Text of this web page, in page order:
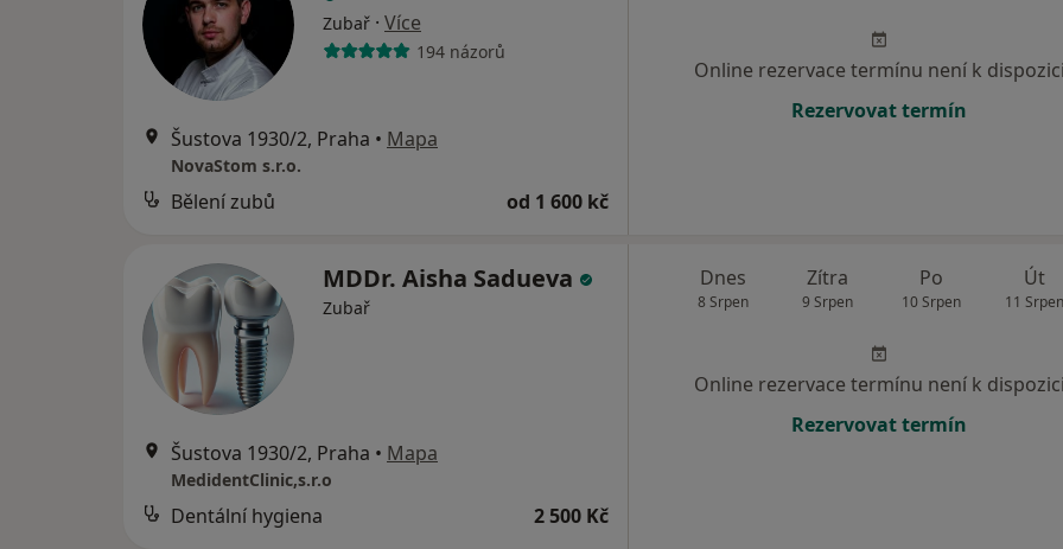
Zubař · Více
194 názorů
Šustova 1930/2, Praha • Mapa
NovaStom s.r.o.
Bělení zubů od 1 600 kč
Online rezervace termínu není k dispozici
Rezervovat termín
MDDr. Aisha Sadueva
Zubař
Šustova 1930/2, Praha • Mapa
MedidentClinic,s.r.o
Dentální hygiena 2 500 Kč
Dnes
8 Srpen
Zítra
9 Srpen
Po
10 Srpen
Út
11 Srpen
Online rezervace termínu není k dispozici
Rezervovat termín